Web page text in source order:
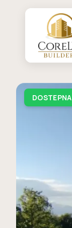
DOSTEPNA